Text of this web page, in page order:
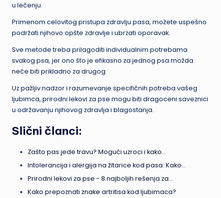
u lečenju.
Primenom celovitog pristupa zdravlju pasa, možete uspešno
podržati njihovo opšte zdravlje i ubrzati oporavak.
Sve metode treba prilagoditi individualnim potrebama
svakog psa, jer ono što je efikasno za jednog psa možda
neće biti prikladno za drugog.
Uz pažljiv nadzor i razumevanje specifičnih potreba vašeg
ljubimca, prirodni lekovi za pse mogu biti dragoceni saveznici
u održavanju njihovog zdravlja i blagostanja.
Slični članci:
Zašto pas jede travu? Mogući uzroci i kako…
Intolerancija i alergija na žitarice kod pasa: Kako…
Prirodni lekovi za pse - 8 najboljih rešenja za…
Kako prepoznati znake artritisa kod ljubimaca?